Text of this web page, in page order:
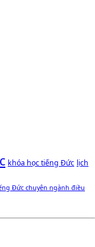
khóa học tiếng Đức lịch
Đức chuyên ngành điều